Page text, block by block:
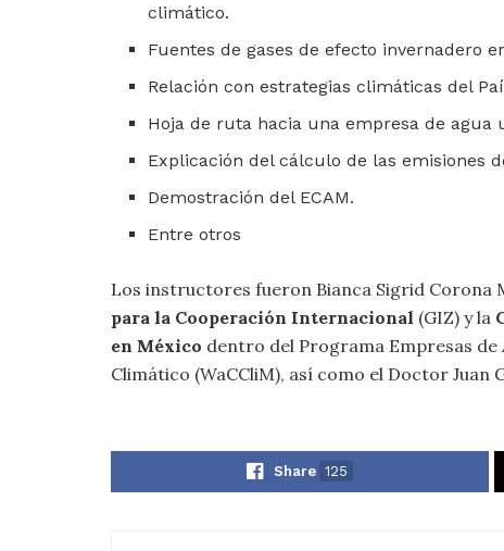
climático.
Fuentes de gases de efecto invernadero
Relación con estrategias climáticas del
Hoja de ruta hacia una empresa de agua
Explicación del cálculo de las emisiones
Demostración del ECAM.
Entre otros
Los instructores fueron Bianca Sigrid Corona
para la Cooperación Internacional (GIZ) y la
en México dentro del Programa Empresas de
Climático (WaCCliM), así como el Doctor
Share 125